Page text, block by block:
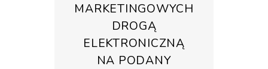
MARKETINGOWYCH
DROGĄ
ELEKTRONICZNĄ
NA PODANY